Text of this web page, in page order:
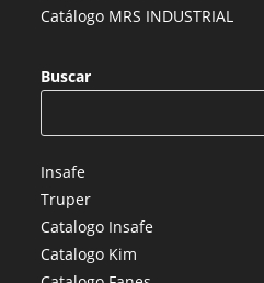
Catálogo MRS INDUSTRIAL
Buscar
Insafe
Truper
Catalogo Insafe
Catalogo Kim